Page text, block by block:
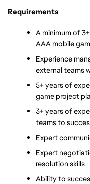
Requirements
A minimum of
AAA mobile
Experience
external teams
5+ years of
game project
3+ years of
teams to
Expert
Expert
resolution skills
Ability to